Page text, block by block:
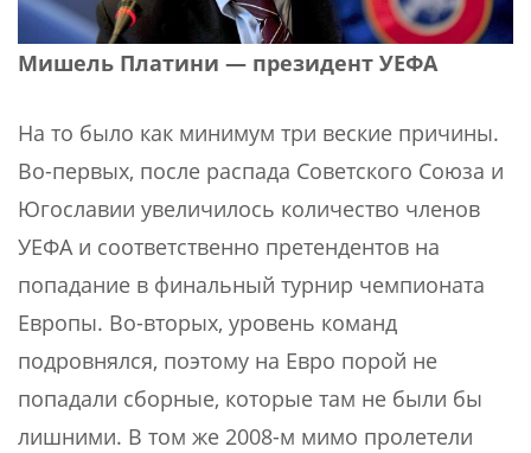
Мишель Платини — президент УЕФА
На то было как минимум три веские причины.
Во-первых, после распада Советского Союза и
Югославии увеличилось количество членов
УЕФА и соответственно претендентов на
попадание в финальный турнир чемпионата
Европы. Во-вторых, уровень команд
подровнялся, поэтому на Евро порой не
попадали сборные, которые там не были бы
лишними. В том же 2008-м мимо пролетели